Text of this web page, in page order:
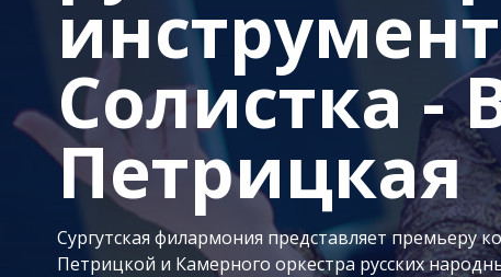
Солистка -
Петрицкая
Сургутская филармония представляет
Петрицкой и Камерного оркестра русских